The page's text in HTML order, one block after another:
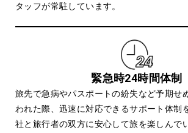
タッフが常駐しています。
緊急時24時間体制
旅先で急病やパスポートの紛失など予期せ
われた際、迅速に対応できるサポート体制
社と旅行者の双方に安心して旅を楽しんで